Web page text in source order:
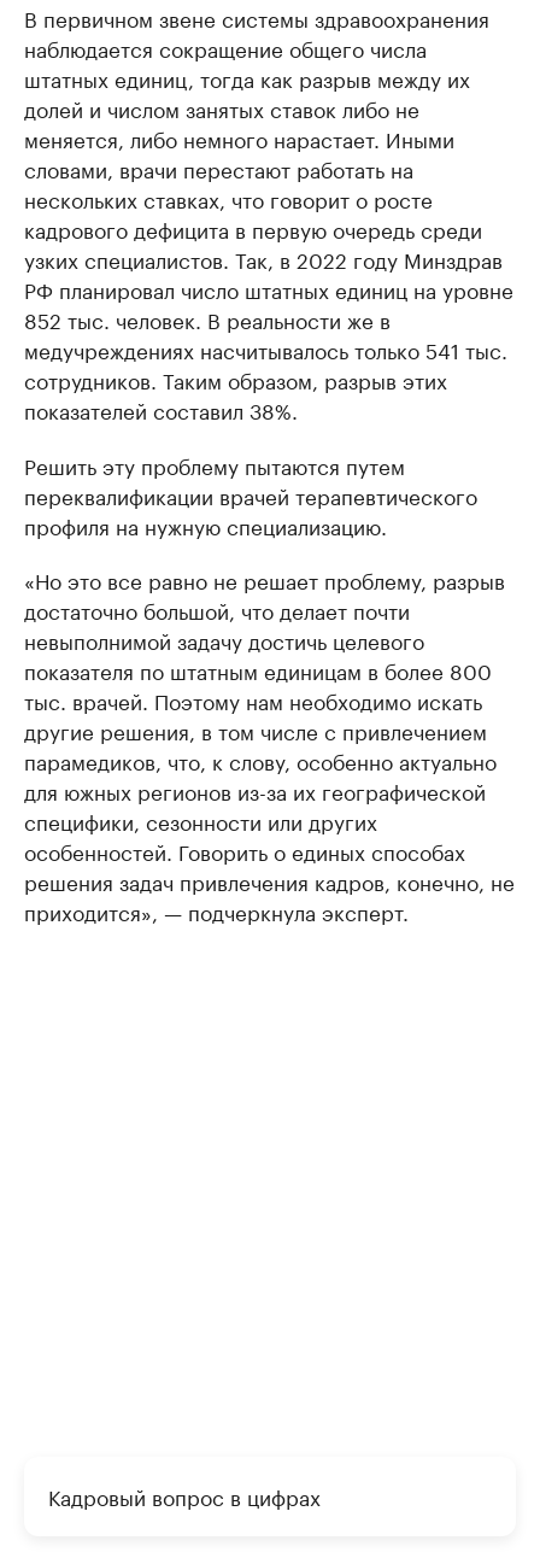
В первичном звене системы здравоохранения
наблюдается сокращение общего числа
штатных единиц, тогда как разрыв между их
долей и числом занятых ставок либо не
меняется, либо немного нарастает. Иными
словами, врачи перестают работать на
нескольких ставках, что говорит о росте
кадрового дефицита в первую очередь среди
узких специалистов. Так, в 2022 году Минздрав
РФ планировал число штатных единиц на уровне
852 тыс. человек. В реальности же в
медучреждениях насчитывалось только 541 тыс.
сотрудников. Таким образом, разрыв этих
показателей составил 38%.
Решить эту проблему пытаются путем
переквалификации врачей терапевтического
профиля на нужную специализацию.
«Но это все равно не решает проблему, разрыв
достаточно большой, что делает почти
невыполнимой задачу достичь целевого
показателя по штатным единицам в более 800
тыс. врачей. Поэтому нам необходимо искать
другие решения, в том числе с привлечением
парамедиков, что, к слову, особенно актуально
для южных регионов из-за их географической
специфики, сезонности или других
особенностей. Говорить о единых способах
решения задач привлечения кадров, конечно, не
приходится», — подчеркнула эксперт.
Кадровый вопрос в цифрах